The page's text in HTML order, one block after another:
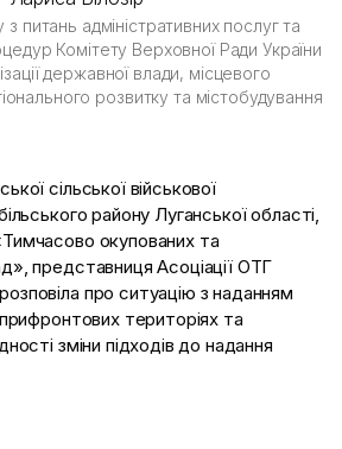
з питань адміністративних послуг та
Комітету Верховної Ради України
державної влади, місцевого
розвитку та містобудування
сільської військової
району Луганської області,
окупованих та
представниця Асоціації ОТГ
розповіла про ситуацію з наданням
територіях та
зміни підходів до надання